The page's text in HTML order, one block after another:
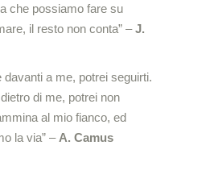
che possiamo fare su
il resto non conta” –J.
davanti a me, potrei seguirti.
di me, potrei non
al mio fianco, ed
la via” – A. Camus